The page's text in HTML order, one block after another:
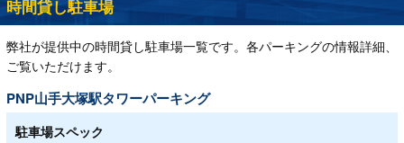
時間貸し駐車場
弊社が提供中の時間貸し駐車場一覧です。各パーキングの情報詳細、
ご覧いただけます。
PNP山手大塚駅タワーパーキング
駐車場スペック